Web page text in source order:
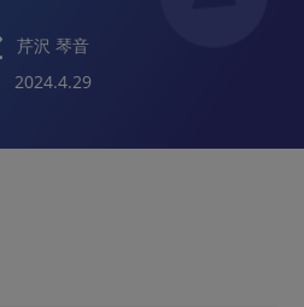
芹沢 琴音
2024.4.29